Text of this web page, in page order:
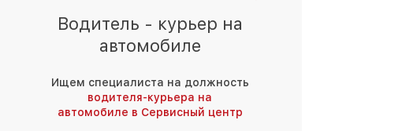
Водитель - курьер на
автомобиле
Ищем специалиста на должность
водителя-курьера на
автомобиле в Сервисный центр